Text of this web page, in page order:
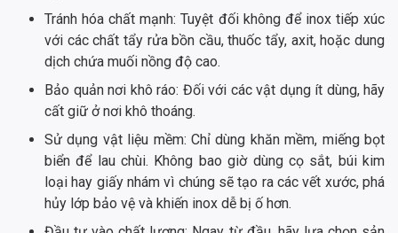
Tránh hóa chất mạnh: Tuyệt đối không để inox tiếp xúc
với các chất tẩy rửa bồn cầu, thuốc tẩy, axit, hoặc dung
dịch chứa muối nồng độ cao.
Bảo quản nơi khô ráo: Đối với các vật dụng ít dùng, hãy
cất giữ ở nơi khô thoáng.
Sử dụng vật liệu mềm: Chỉ dùng khăn mềm, miếng bọt
biển để lau chùi. Không bao giờ dùng cọ sắt, búi kim
loại hay giấy nhám vì chúng sẽ tạo ra các vết xước, phá
hủy lớp bảo vệ và khiến inox dễ bị ố hơn.